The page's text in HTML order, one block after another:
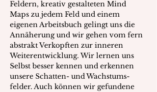
Feldern, kreativ gestalteten Mind
Maps zu jedem Feld und einem
eigenen Arbeitsbuch gelingt uns die
Annäherung und wir gehen vom fern
abstrakt Verkopften zur inneren
Weiterentwicklung. Wir lernen uns
Selbst besser kennen und erkennen
unsere Schatten- und Wachstums-
felder. Auch können wir gefundene